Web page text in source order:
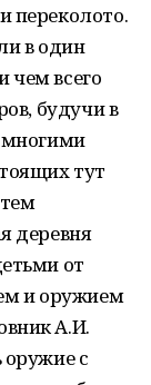
переколото.
в один
чем всего
будучи в
многими
тут
деревня
от
и оружием
А.И.
оружие с